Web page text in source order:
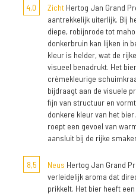
4,0
Zicht Hertog Jan Grand
aantrekkelijk uiterlijk. Bij
diepe, robijnrode tot
donkerbruin kan lijken in
kleur is helder, wat de
visueel benadrukt. Het
crèmekleurige
bijdraagt aan de visuele
fijn van structuur en
donkere kleur van het
roept een gevoel van
aansluit bij de rijke
8,5 Neus Hertog Jan Grand
verleidelijk aroma dat
prikkelt. Het bier heeft